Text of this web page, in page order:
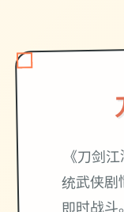
《刀剑
统武侠